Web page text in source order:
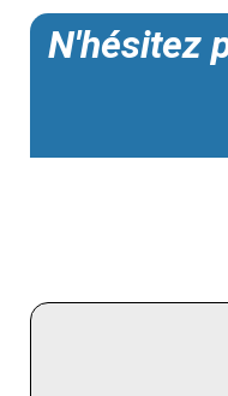
N'hésitez